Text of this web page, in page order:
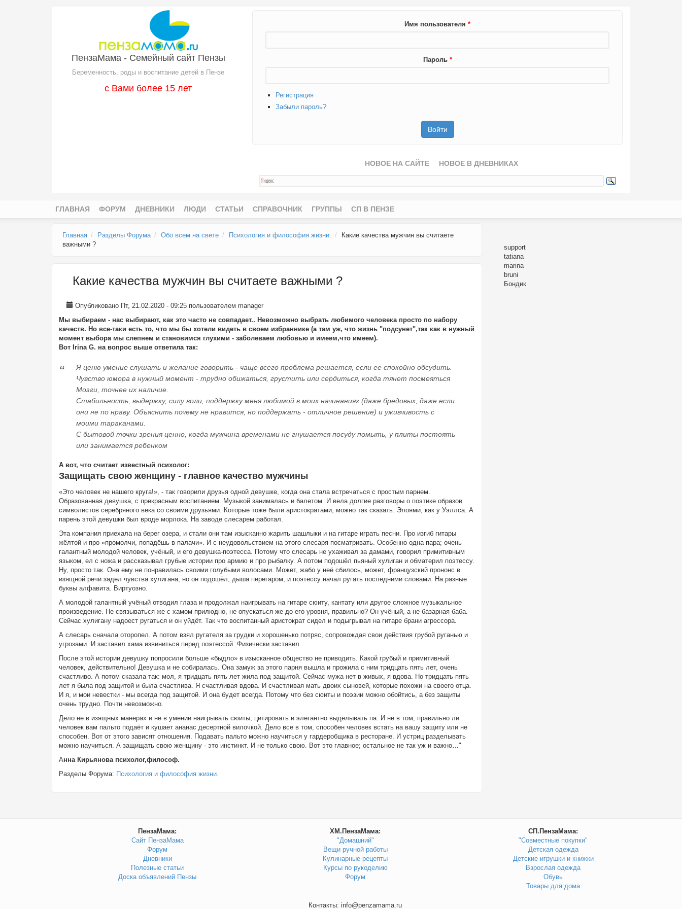
ПензаМама - Семейный сайт Пензы
Беременность, роды и воспитание детей в Пензе
с Вами более 15 лет
Имя пользователя *
Пароль *
Регистрация
Забыли пароль?
НОВОЕ НА САЙТЕ НОВОЕ В ДНЕВНИКАХ
ГЛАВНАЯ ФОРУМ ДНЕВНИКИ ЛЮДИ СТАТЬИ СПРАВОЧНИК ГРУППЫ СП В ПЕНЗЕ
Главная Разделы Форума Обо всем на свете Психология и философия жизни.
Какие качества мужчин вы считаете
важными ?
Какие качества мужчин вы считаете важными ?
Опубликовано Пт, 21.02.2020 - 09:25 пользователем manager
Мы выбираем - нас выбирают, как это часто не совпадает.. Невозможно выбрать любимого человека просто по набору
качеств. Но все-таки есть то, что мы бы хотели видеть в своем избраннике (а там уж, что жизнь "подсунет",так как в нужный
момент выбора мы слепнем и становимся глухими - заболеваем любовью и имеем,что имеем).
Вот Irina G. на вопрос выше ответила так:
Я ценю умение слушать и желание говорить - чаще всего проблема решается, если ее спокойно обсудить.
Чувство юмора в нужный момент - трудно обижаться, грустить или сердиться, когда тянет посмеяться
Мозги, точнее их наличие.
Стабильность, выдержку, силу воли, поддержку меня любимой в моих начинаниях (даже бредовых, даже если
они не по нраву. Объяснить почему не нравится, но поддержать - отличное решение) и уживчивость с
моими тараканами.
С бытовой точки зрения ценно, когда мужчина временами не гнушается посуду помыть, у плиты постоять
или занимается ребенком
А вот, что считает известный психолог:
Защищать свою женщину - главное качество мужчины
«Это человек не нашего круга!», - так говорили друзья одной девушке, когда она стала встречаться с простым парнем.
Образованная девушка, с прекрасным воспитанием. Музыкой занималась и балетом. И вела долгие разговоры о поэтике образов
символистов серебряного века со своими друзьями. Которые тоже были аристократами, можно так сказать. Элоями, как у Уэллса. А
парень этой девушки был вроде морлока. На заводе слесарем работал.
Эта компания приехала на берег озера, и стали они там изысканно жарить шашлыки и на гитаре играть песни. Про изгиб гитары
жёлтой и про «промолчи, попадёшь в палачи». И с неудовольствием на этого слесаря посматривать. Особенно одна пара; очень
галантный молодой человек, учёный, и его девушка-поэтесса. Потому что слесарь не ухаживал за дамами, говорил примитивным
языком, ел с ножа и рассказывал грубые истории про армию и про рыбалку. А потом подошёл пьяный хулиган и обматерил поэтессу.
Ну, просто так. Она ему не понравилась своими голубыми волосами. Может, жабо у неё сбилось, может, французский прононс в
изящной речи задел чувства хулигана, но он подошёл, дыша перегаром, и поэтессу начал ругать последними словами. На разные
буквы алфавита. Виртуозно.
А молодой галантный учёный отводил глаза и продолжал наигрывать на гитаре сюиту, кантату или другое сложное музыкальное
произведение. Не связываться же с хамом прилюдно, не опускаться же до его уровня, правильно? Он учёный, а не базарная баба.
Сейчас хулигану надоест ругаться и он уйдёт. Так что воспитанный аристократ сидел и подыгрывал на гитаре брани агрессора.
А слесарь сначала оторопел. А потом взял ругателя за грудки и хорошенько потряс, сопровождая свои действия грубой руганью и
угрозами. И заставил хама извиниться перед поэтессой. Физически заставил…
После этой истории девушку попросили больше «быдло» в изысканное общество не приводить. Какой грубый и примитивный
человек, действительно! Девушка и не собиралась. Она замуж за этого парня вышла и прожила с ним тридцать пять лет, очень
счастливо. А потом сказала так: мол, я тридцать пять лет жила под защитой. Сейчас мужа нет в живых, я вдова. Но тридцать пять
лет я была под защитой и была счастлива. Я счастливая вдова. И счастливая мать двоих сыновей, которые похожи на своего отца.
И я, и мои невестки - мы всегда под защитой. И она будет всегда. Потому что без сюиты и поэзии можно обойтись, а без защиты
очень трудно. Почти невозможно.
Дело не в изящных манерах и не в умении наигрывать сюиты, цитировать и элегантно выделывать па. И не в том, правильно ли
человек вам пальто подаёт и кушает ананас десертной вилочкой. Дело все в том, способен человек встать на вашу защиту или не
способен. Вот от этого зависят отношения. Подавать пальто можно научиться у гардеробщика в ресторане. И устриц разделывать
можно научиться. А защищать свою женщину - это инстинкт. И не только свою. Вот это главное; остальное не так уж и важно…"
Анна Кирьянова психолог,философ.
Разделы Форума: Психология и философия жизни.
support
tatiana
marina
bruni
Бондик
ПензаМама:
Сайт ПензаМама
Форум
Дневники
Полезные статьи
Доска объявлений Пензы
ХМ.ПензаМама:
"Домашний"
Вещи ручной работы
Кулинарные рецепты
Курсы по рукоделию
Форум
СП.ПензаМама:
"Совместные покупки"
Детская одежда
Детские игрушки и книжки
Взрослая одежда
Обувь
Товары для дома
Контакты: info@penzamama.ru